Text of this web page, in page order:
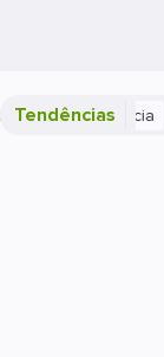
Tendências
Sua Experiência